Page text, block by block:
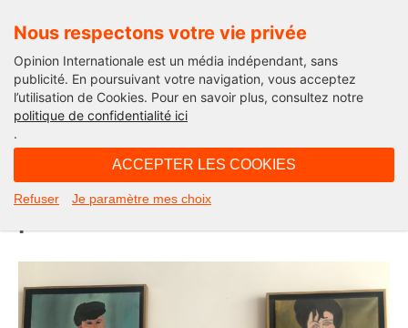
Nous respectons votre vie privée
Opinion Internationale est un média indépendant, sans
publicité. En poursuivant votre navigation, vous acceptez
l’utilisation de Cookies. Pour en savoir plus, consultez notre
politique de confidentialité ici
.
ACCEPTER LES COOKIES
Refuser Je paramètre mes choix
Edito
Les 7 renoncements à la France,